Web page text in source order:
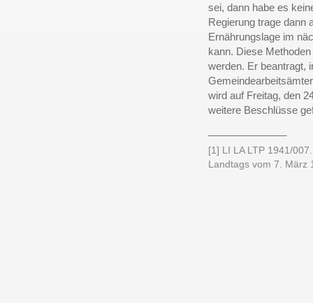
sei, dann habe es
Regierung trage dann
Ernährungslage im
kann. Diese
werden. Er beantragt,
wird auf Freitag, den
weitere Beschlüsse
[1] LI LA LTP 1941/
Landtags vom 7. März